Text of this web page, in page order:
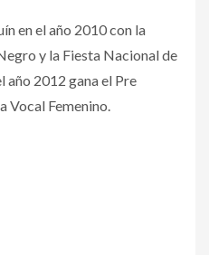
en el año 2010 con la
y la Fiesta Nacional de
año 2012 gana el Pre
Vocal Femenino.